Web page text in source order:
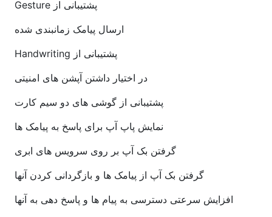
پشتیبانی از Gesture
ارسال پیامک زمانبندی شده
پشتیبانی از Handwriting
در اختیار داشتن آپشن های امنیتی
پشتیبانی از گوشی های دو سیم کارت
نمایش پاپ آپ برای پاسخ به پیامک ها
گرفتن بک آپ بر روی سرویس های ابری
گرفتن بک آپ از پیامک ها و بازگردانی کردن آنها
افزایش سرعتی دسترسی به پیام ها و پاسخ دهی به آنها